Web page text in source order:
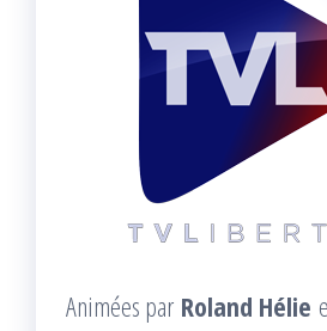
Animées par Roland Hélie